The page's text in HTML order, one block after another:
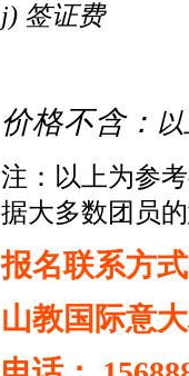
j) 签证费
价格不含：
注：以上为参
据大多数团员
报名联系方
山教国际意